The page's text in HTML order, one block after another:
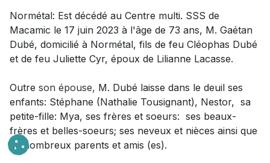
Normétal: Est décédé au Centre multi. SSS de
Macamic le 17 juin 2023 à l'âge de 73 ans, M. Gaétan
Dubé, domicilié à Normétal, fils de feu Cléophas Dubé
et de feu Juliette Cyr, époux de Lilianne Lacasse.
Outre son épouse, M. Dubé laisse dans le deuil ses
enfants: Stéphane (Nathalie Tousignant), Nestor, sa
petite-fille: Mya, ses frères et soeurs: ses beaux-
frères et belles-soeurs; ses neveux et nièces ainsi que
de nombreux parents et amis (es).